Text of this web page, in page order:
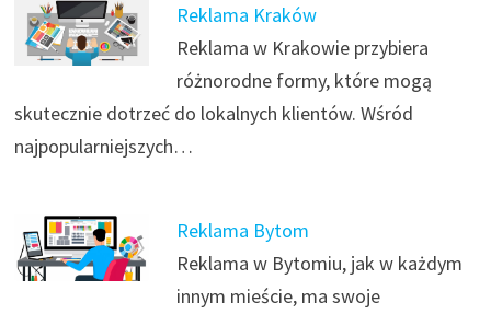
Reklama Kraków
Reklama w Krakowie przybiera
różnorodne formy, które mogą
skutecznie dotrzeć do lokalnych klientów. Wśród
najpopularniejszych…
Reklama Bytom
Reklama w Bytomiu, jak w każdym
innym mieście, ma swoje